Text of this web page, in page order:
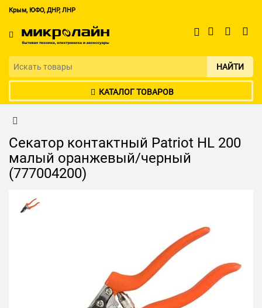
Крым, ЮФО, ДНР, ЛНР
НАЙТИ
КАТАЛОГ ТОВАРОВ
Секатор контактный Patriot HL 200
малый оранжевый/черный
(777004200)